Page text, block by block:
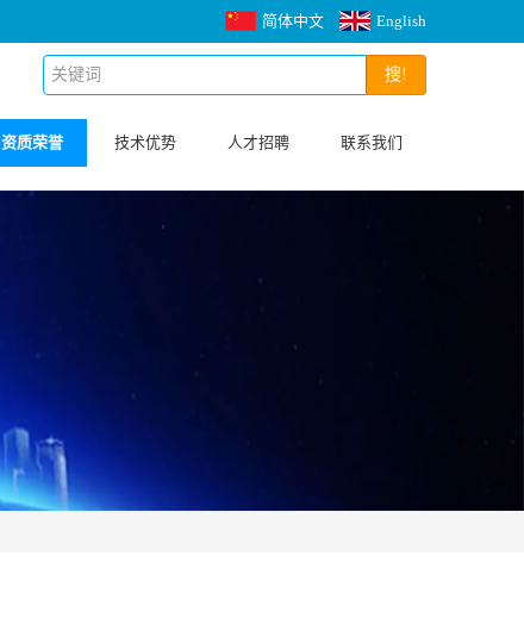
简体中文 English
搜!
资质荣誉 技术优势 人才招聘 联系我们